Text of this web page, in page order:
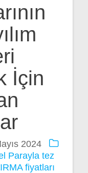
İçin
2024
Parayla tez
fiyatları